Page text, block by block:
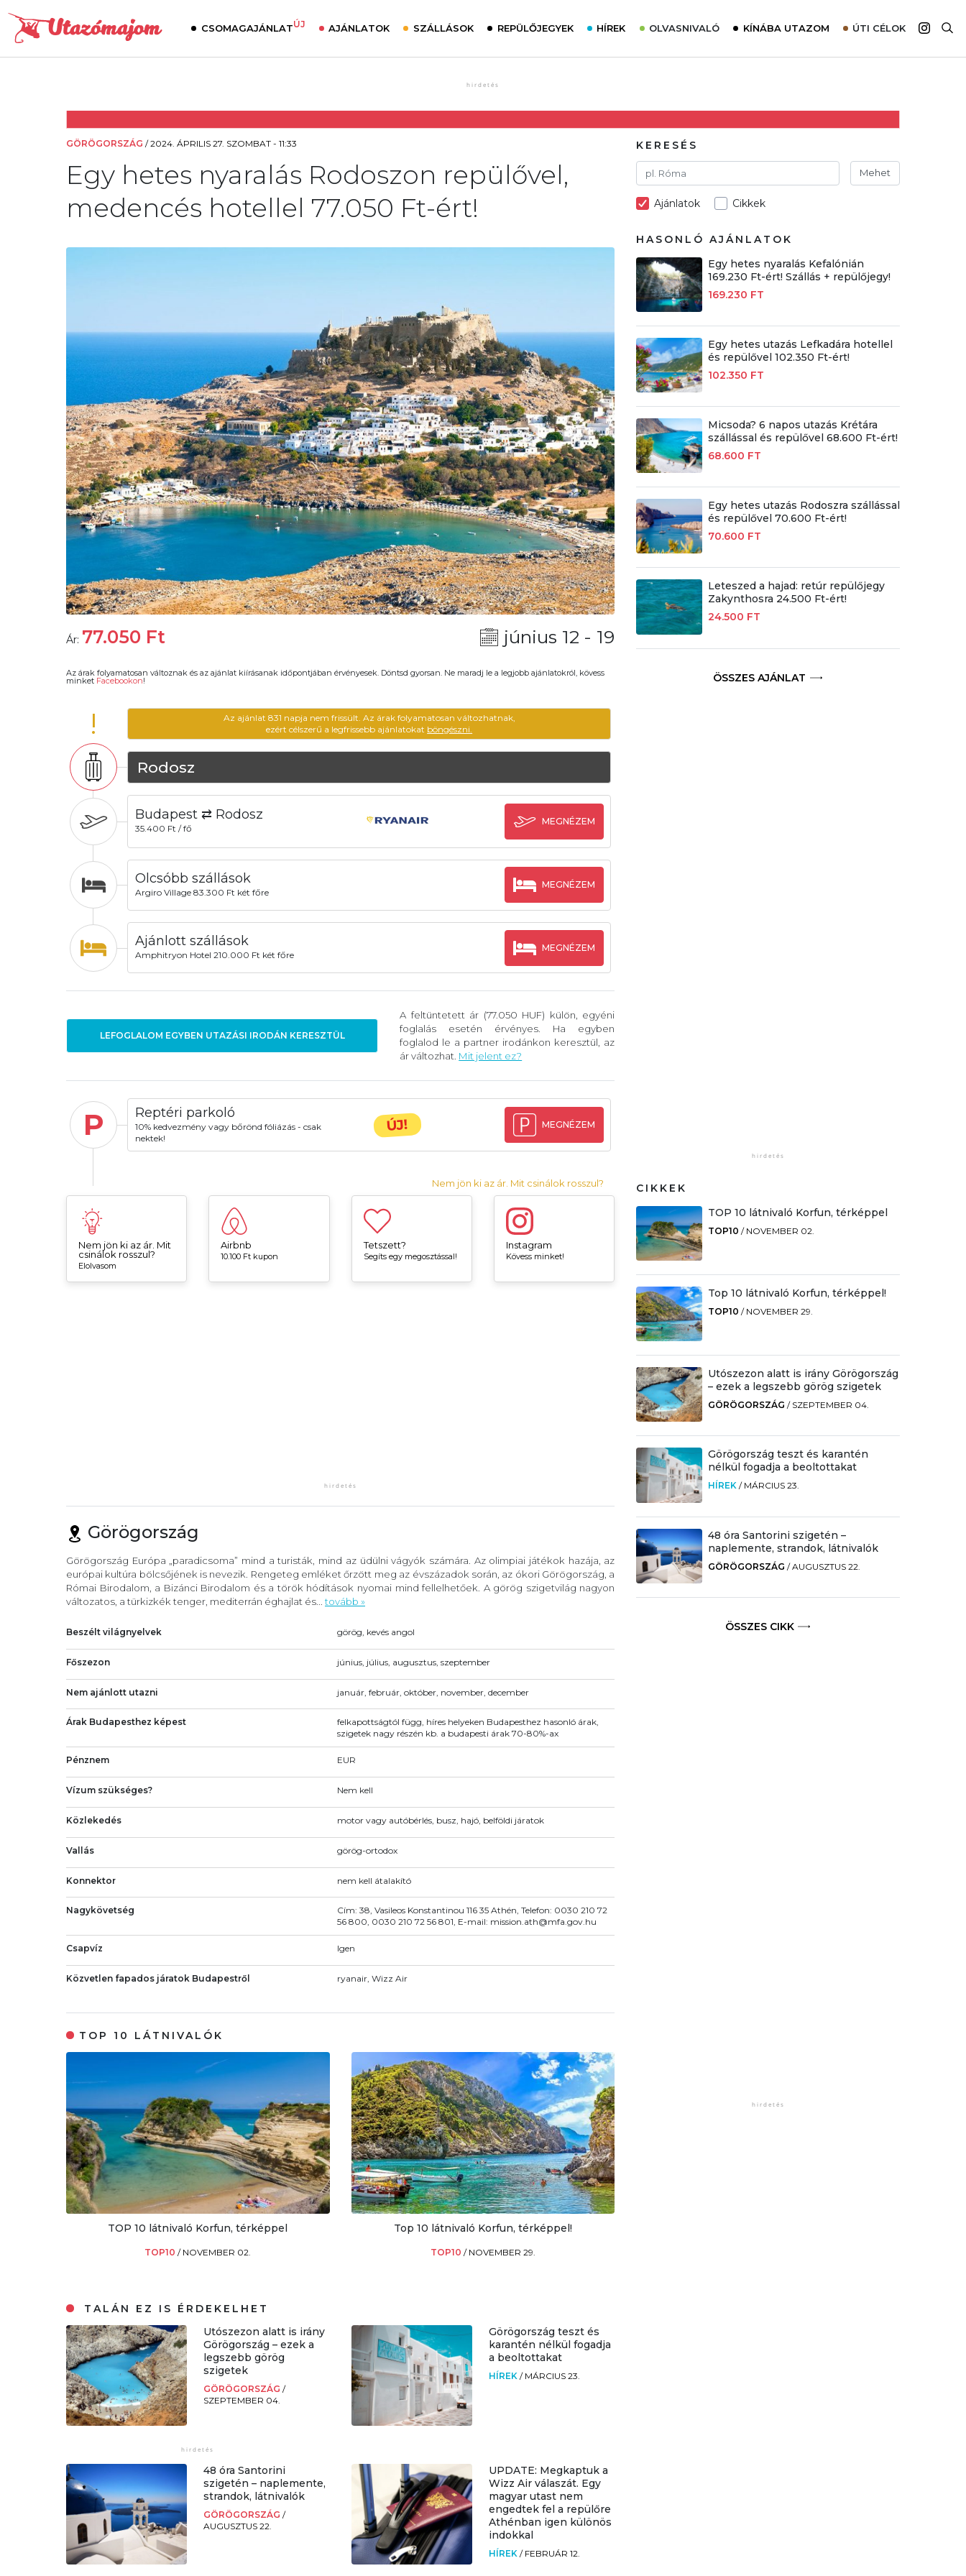
CSOMAGAJÁNLATÚJ AJÁNLATOK SZÁLLÁSOK REPÜLŐJEGYEK HÍREK OLVASNIVALÓ
Utazómajom – CitySIM kártya a világutazóknak
Élménybeszámolók
Szállodalátogatás
Sajtómegjelenések
KÍNÁBA UTAZOM ÚTI CÉLOK
Afrika
GÖRÖGORSZÁG /2024. ÁPRILIS 27. SZOMBAT - 11:33
Egy hetes nyaralás Rodoszon repülővel,
medencés hotellel 77.050 Ft-ért!
Ár: 77.050 Ft június 12 - 19
Az árak folyamatosan változnak és az ajánlat kiírásanak időpontjában érvényesek. Döntsd gyorsan. Ne maradj le a legjobb ajánlatokról, kövess
minket Facebookon!
!
Az ajánlat 831 napja nem frissült. Az árak folyamatosan változhatnak,
ezért célszerű a legfrissebb ajánlatokat böngészni.
Rodosz
Budapest ⇄ Rodosz
35.400 Ft / fő
MEGNÉZEM
Olcsóbb szállások
Argiro Village 83.300 Ft két főre
MEGNÉZEM
Ajánlott szállások
Amphitryon Hotel 210.000 Ft két főre
MEGNÉZEM
LEFOGLALOM EGYBEN UTAZÁSI IRODÁN KERESZTÜL
A feltüntetett ár (77.050 HUF) külön, egyéni
foglalás esetén érvényes. Ha egyben
foglalod le a partner irodánkon keresztül, az
ár változhat. Mit jelent ez?
P Reptéri parkoló
10% kedvezmény vagy bőrönd fóliázás - csak
nektek!
ÚJ! MEGNÉZEM
Nem jön ki az ár. Mit csinálok rosszul?
Nem jön ki az ár. Mit
csinálok rosszul?
Elolvasom
Airbnb
10.100 Ft kupon
Tetszett?
Segíts egy megosztással!
Instagram
Kövess minket!
Görögország
Görögország Európa „paradicsoma” mind a turisták, mind az üdülni vágyók számára. Az olimpiai játékok hazája, az
európai kultúra bölcsőjének is nevezik. Rengeteg emléket őrzött meg az évszázadok során, az ókori Görögország, a
Római Birodalom, a Bizánci Birodalom és a török hódítások nyomai mind fellelhetőek. A görög szigetvilág nagyon
változatos, a türkizkék tenger, mediterrán éghajlat és... tovább »
Beszélt világnyelvek görög, kevés angol
Főszezon június, július, augusztus, szeptember
Nem ajánlott utazni január, február, október, november, december
Árak Budapesthez képest
felkapottságtól függ, híres helyeken Budapesthez hasonló árak,
szigetek nagy részén kb. a budapesti árak 70-80%-ax
Pénznem EUR
Vízum szükséges? Nem kell
Közlekedés motor vagy autóbérlés, busz, hajó, belföldi járatok
Vallás görög-ortodox
Konnektor nem kell átalakító
Nagykövetség
Cím: 38, Vasileos Konstantinou 116 35 Athén, Telefon: 0030 210 72
56 800, 0030 210 72 56 801, E-mail: mission.ath@mfa.gov.hu
Csapvíz Igen
Közvetlen fapados járatok Budapestről ryanair, Wizz Air
TOP 10 LÁTNIVALÓK
TOP 10 látnivaló Korfun, térképpel
TOP10/ NOVEMBER 02.
Top 10 látnivaló Korfun, térképpel!
TOP10 / NOVEMBER 29.
TALÁN EZ IS ÉRDEKELHET
Utószezon alatt is irány
Görögország – ezek a
legszebb görög
szigetek
GÖRÖGORSZÁG/
SZEPTEMBER 04.
Görögország teszt és
karantén nélkül fogadja
a beoltottakat
HÍREK / MÁRCIUS 23.
48 óra Santorini
szigetén – naplemente,
strandok, látnivalók
GÖRÖGORSZÁG/
AUGUSZTUS 22.
UPDATE: Megkaptuk a
Wizz Air válaszát. Egy
magyar utast nem
engedtek fel a repülőre
Athénban igen különös
indokkal
HÍREK / FEBRUÁR 12.
KERESÉS
Mehet
Ajánlatok Cikkek
HASONLÓ AJÁNLATOK
Egy hetes nyaralás Kefalónián
169.230 Ft-ért! Szállás + repülőjegy!
169.230 FT
Egy hetes utazás Lefkadára hotellel
és repülővel 102.350 Ft-ért!
102.350 FT
Micsoda? 6 napos utazás Krétára
szállással és repülővel 68.600 Ft-ért!
68.600 FT
Egy hetes utazás Rodoszra szállással
és repülővel 70.600 Ft-ért!
70.600 FT
Leteszed a hajad: retúr repülőjegy
Zakynthosra 24.500 Ft-ért!
24.500 FT
ÖSSZES AJÁNLAT
CIKKEK
TOP 10 látnivaló Korfun, térképpel
TOP10 / NOVEMBER 02.
Top 10 látnivaló Korfun, térképpel!
TOP10 / NOVEMBER 29.
Utószezon alatt is irány Görögország
– ezek a legszebb görög szigetek
GÖRÖGORSZÁG / SZEPTEMBER 04.
Görögország teszt és karantén
nélkül fogadja a beoltottakat
HÍREK / MÁRCIUS 23.
48 óra Santorini szigetén –
naplemente, strandok, látnivalók
GÖRÖGORSZÁG /AUGUSZTUS 22.
ÖSSZES CIKK